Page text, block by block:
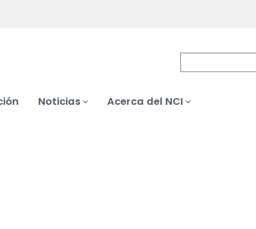
Noticias Acerca del NCI